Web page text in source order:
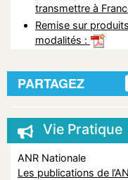
transmettre à
Remise sur
modalités :
PARTAGEZ
Vie Pratique
ANR Nationale
Les publications de